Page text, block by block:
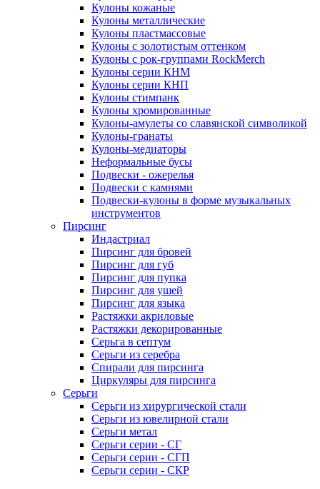
Кулоны кожаные
Кулоны металлические
Кулоны пластмассовые
Кулоны с золотистым оттенком
Кулоны с рок-группами RockMerch
Кулоны серии КНМ
Кулоны серии КНП
Кулоны стимпанк
Кулоны хромированные
Кулоны-амулеты со славянской символикой
Кулоны-гранаты
Кулоны-медиаторы
Неформальные бусы
Подвески - ожерелья
Подвески с камнями
Подвески-кулоны в форме музыкальных
инструментов
Пирсинг
Индастриал
Пирсинг для бровей
Пирсинг для губ
Пирсинг для пупка
Пирсинг для ушей
Пирсинг для языка
Растяжки акриловые
Растяжки декорированные
Серьга в септум
Серьги из серебра
Спирали для пирсинга
Циркуляры для пирсинга
Серьги
Серьги из хирургической стали
Серьги из ювелирной стали
Серьги метал
Серьги серии - СГ
Серьги серии - СГП
Серьги серии - СКР